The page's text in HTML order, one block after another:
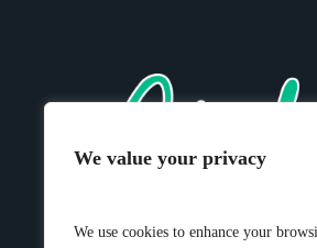
We value your privacy
We use cookies to enhance your